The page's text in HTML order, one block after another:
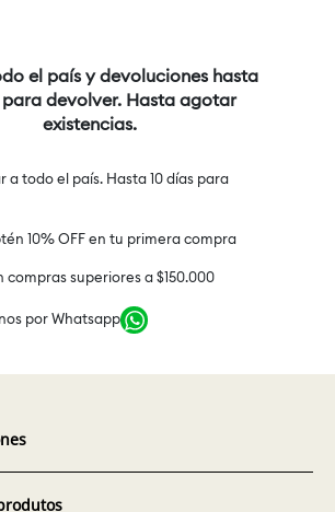
el país y devoluciones hasta
para devolver. Hasta agotar
existencias.
a todo el país. Hasta 10 días para
10% OFF en tu primera compra
compras superiores a $150.000
por Whatsapp